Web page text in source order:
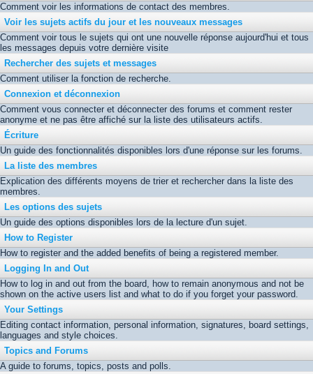
Comment voir les informations de contact des membres.
Voir les sujets actifs du jour et les nouveaux messages
Comment voir tous le sujets qui ont une nouvelle réponse aujourd'hui et tous
les messages depuis votre dernière visite
Rechercher des sujets et messages
Comment utiliser la fonction de recherche.
Connexion et déconnexion
Comment vous connecter et déconnecter des forums et comment rester
anonyme et ne pas être affiché sur la liste des utilisateurs actifs.
Écriture
Un guide des fonctionnalités disponibles lors d'une réponse sur les forums.
La liste des membres
Explication des différents moyens de trier et rechercher dans la liste des
membres.
Les options des sujets
Un guide des options disponibles lors de la lecture d'un sujet.
How to Register
How to register and the added benefits of being a registered member.
Logging In and Out
How to log in and out from the board, how to remain anonymous and not be
shown on the active users list and what to do if you forget your password.
Your Settings
Editing contact information, personal information, signatures, board settings,
languages and style choices.
Topics and Forums
A guide to forums, topics, posts and polls.